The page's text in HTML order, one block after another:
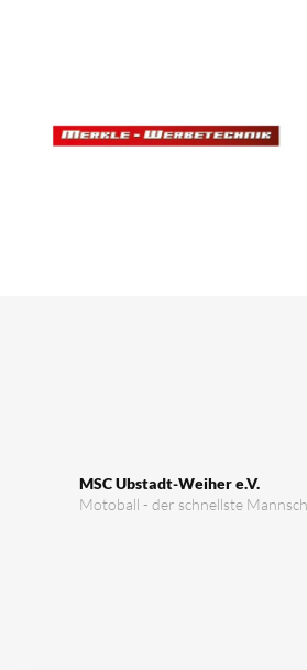
MSC Ubstadt-Weiher e.V.
Motoball - der schnellste